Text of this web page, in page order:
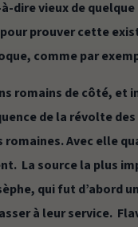
dire vieux de
prouver cette
comme par
romains de côté,
de la révolte
romaines. Avec elle
La source la plus
qui fut d’abord
à leur service.